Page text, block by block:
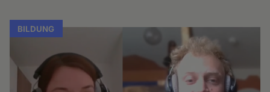
BILDUNG